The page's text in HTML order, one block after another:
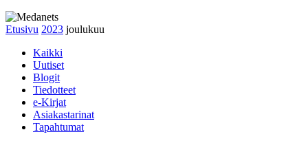
Etusivu 2023 joulukuu
Kaikki
Uutiset
Blogit
Tiedotteet
e-Kirjat
Asiakastarinat
Tapahtumat